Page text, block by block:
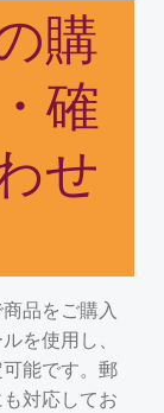
購
確
せ
品をご購入
を使用し、
能です。郵
対応してお